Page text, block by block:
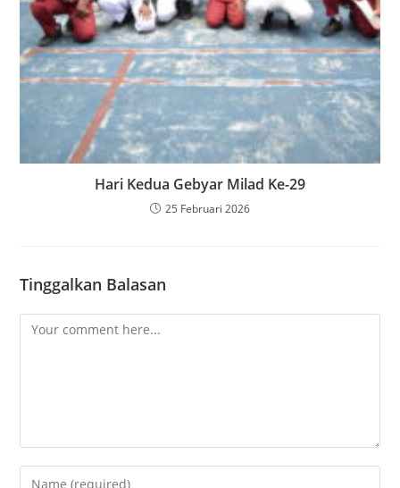
Hari Kedua Gebyar Milad Ke-29
25 Februari 2026
Tinggalkan Balasan
Comment
Enter